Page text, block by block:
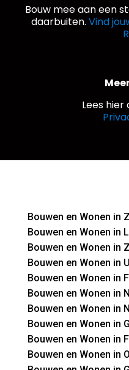
Bouw mee aan een
daarbuiten. Vind
Lees hier
Bouwen en Wonen in
Bouwen en Wonen in
Bouwen en Wonen in
Bouwen en Wonen in
Bouwen en Wonen in
Bouwen en Wonen in
Bouwen en Wonen in
Bouwen en Wonen in
Bouwen en Wonen in
Bouwen en Wonen in